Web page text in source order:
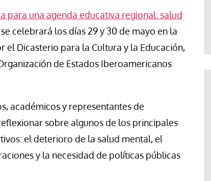
para una agenda educativa regional: salud
se celebrará los días 29 y 30 de mayo en la
el Dicasterio para la Cultura y la Educación,
de Estados Iberoamericanos
académicos y representantes de
sobre algunos de los principales
el deterioro de la salud mental, el
y la necesidad de políticas públicas